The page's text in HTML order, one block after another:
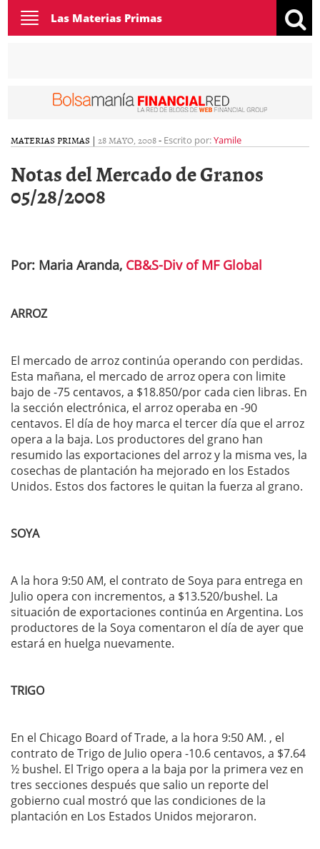
Toggle
navigation
Las Materias Primas
MATERIAS PRIMAS | 28 MAYO, 2008- Escrito por:Yamile
Notas del Mercado de Granos
05/28/2008
Por: Maria Aranda, CB&S-Div of MF Global
ARROZ
El mercado de arroz continúa operando con perdidas.
Esta mañana, el mercado de arroz opera con limite
bajo de -75 centavos, a $18.850/por cada cien libras. En
la sección electrónica, el arroz operaba en -90
centavos. El día de hoy marca el tercer día que el arroz
opera a la baja. Los productores del grano han
resumido las exportaciones del arroz y la misma ves, la
cosechas de plantación ha mejorado en los Estados
Unidos. Estos dos factores le quitan la fuerza al grano.
SOYA
A la hora 9:50 AM, el contrato de Soya para entrega en
Julio opera con incrementos, a $13.520/bushel. La
situación de exportaciones continúa en Argentina. Los
productores de la Soya comentaron el día de ayer que
estará en huelga nuevamente.
TRIGO
En el Chicago Board of Trade, a la hora 9:50 AM. , el
contrato de Trigo de Julio opera -10.6 centavos, a $7.64
½ bushel. El Trigo opera a la baja por la primera vez en
tres secciones después que salio un reporte del
gobierno cual mostró que las condiciones de la
plantación en Los Estados Unidos mejoraron.